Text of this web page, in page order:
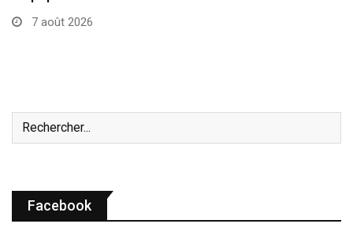
7 août 2026
Facebook